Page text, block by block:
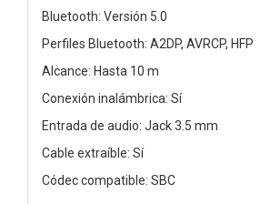
Bluetooth: Versión 5.0
Perfiles Bluetooth: A2DP, AVRCP, HFP
Alcance: Hasta 10 m
Conexión inalámbrica: Sí
Entrada de audio: Jack 3.5 mm
Cable extraíble: Sí
Códec compatible: SBC